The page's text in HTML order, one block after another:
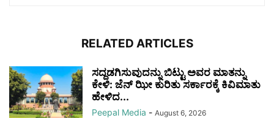
RELATED ARTICLES
ಸದ್ದಡಗಿಸುವುದನ್ನು ಬಿಟ್ಟು ಅವರ ಮಾತನ್ನು
ಕೇಳಿ: ಜೆನ್‌ ಝೀ ಕುರಿತು ಸರ್ಕಾರಕ್ಕೆ ಕಿವಿಮಾತು
ಹೇಳಿದ...
Peepal Media - August 6, 2026